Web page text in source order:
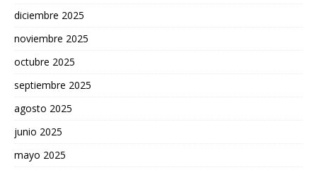
diciembre 2025
noviembre 2025
octubre 2025
septiembre 2025
agosto 2025
junio 2025
mayo 2025